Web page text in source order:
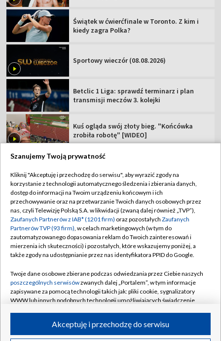
Świątek w ćwierćfinale w Toronto. Z kim i
kiedy zagra Polka?
Sportowy wieczór (08.08.2026)
Betclic 1 Liga: sprawdź terminarz i plan
transmisji meczów 3. kolejki
Kuś ogląda swój złoty bieg. "Końcówka
zrobiła robotę" [WIDEO]
TVP
Abonament TVP
Sklep TVP
Biuro Reklamy
Oferta Handlowa
Emisja w TVP
Rada Programowa
Ogłoszenia przetargowe
Akademia Telewizyjna
Regulamin TVP
Polityka prywatności
Moje zgody
Biuro reklamy
Kanały
©2026 Telewizja Polska Spółka Akcyjna w likwidacji
Szanujemy Twoją prywatność
Kliknij "Akceptuję i przechodzę do serwisu", aby wyrazić zgody na
korzystanie z technologii automatycznego śledzenia i zbierania danych,
dostęp do informacji na Twoim urządzeniu końcowym i ich
przechowywanie oraz na przetwarzanie Twoich danych osobowych przez
nas, czyli Telewizję Polską S.A. w likwidacji (zwaną dalej również „TVP”),
Zaufanych Partnerów z IAB* (1201 firm) oraz pozostałych Zaufanych
Partnerów TVP (93 firm), w celach marketingowych (w tym do
zautomatyzowanego dopasowania reklam do Twoich zainteresowań i
mierzenia ich skuteczności) i pozostałych, które wskazujemy poniżej, a
także zgody na udostępnianie przez nas identyfikatora PPID do Google.
Twoje dane osobowe zbierane podczas odwiedzania przez Ciebie naszych
poszczególnych serwisówzwanych dalej „Portalem”, w tym informacje
zapisywane za pomocą technologii takich jak: pliki cookie, sygnalizatory
WWW lub innych podobnych technologii umożliwiających świadczenie
ruchu w Internecie.Akceptuję i przechodzę do serwisu